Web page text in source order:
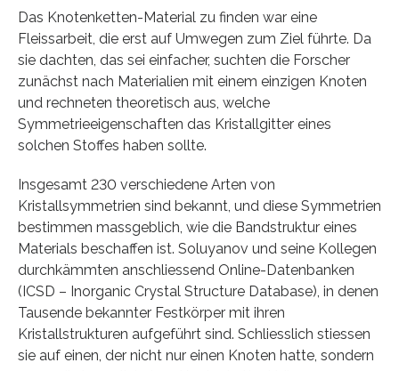
Das Knotenketten-Material zu finden war eine
Fleissarbeit, die erst auf Umwegen zum Ziel führte. Da
sie dachten, das sei einfacher, suchten die Forscher
zunächst nach Materialien mit einem einzigen Knoten
und rechneten theoretisch aus, welche
Symmetrieeigenschaften das Kristallgitter eines
solchen Stoffes haben sollte.
Insgesamt 230 verschiedene Arten von
Kristallsymmetrien sind bekannt, und diese Symmetrien
bestimmen massgeblich, wie die Bandstruktur eines
Materials beschaffen ist. Soluyanov und seine Kollegen
durchkämmten anschliessend Online-Datenbanken
(ICSD – Inorganic Crystal Structure Database), in denen
Tausende bekannter Festkörper mit ihren
Kristallstrukturen aufgeführt sind. Schliesslich stiessen
sie auf einen, der nicht nur einen Knoten hatte, sondern